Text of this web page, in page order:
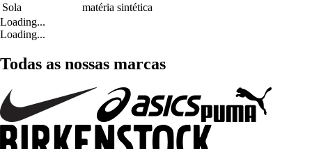
Sola
matéria sintética
Loading...
Loading...
Todas as nossas marcas